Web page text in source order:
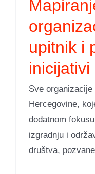
upitnik i
inicijativi
Sve
Hercegovine,
dodatnom
izgradnju i
društva,